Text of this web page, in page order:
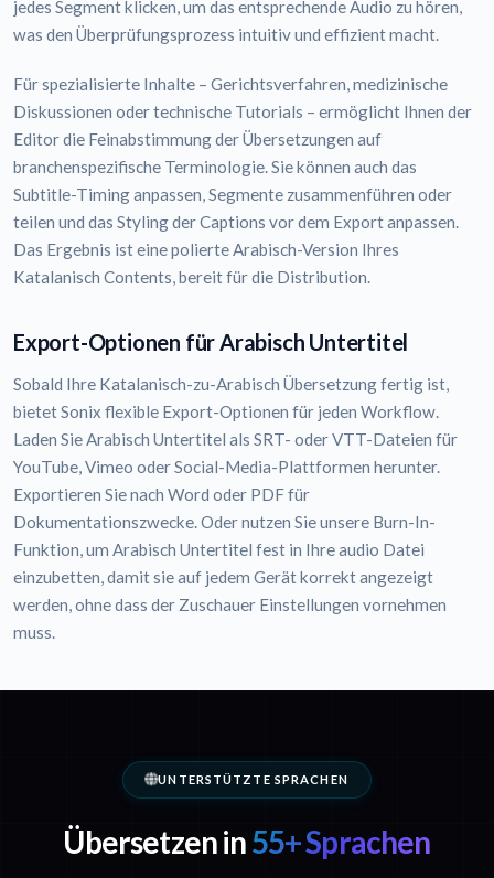
jedes Segment klicken, um das entsprechende Audio zu hören,
was den Überprüfungsprozess intuitiv und effizient macht.
Für spezialisierte Inhalte – Gerichtsverfahren, medizinische
Diskussionen oder technische Tutorials – ermöglicht Ihnen der
Editor die Feinabstimmung der Übersetzungen auf
branchenspezifische Terminologie. Sie können auch das
Subtitle-Timing anpassen, Segmente zusammenführen oder
teilen und das Styling der Captions vor dem Export anpassen.
Das Ergebnis ist eine polierte Arabisch-Version Ihres
Katalanisch Contents, bereit für die Distribution.
Export-Optionen für Arabisch Untertitel
Sobald Ihre Katalanisch-zu-Arabisch Übersetzung fertig ist,
bietet Sonix flexible Export-Optionen für jeden Workflow.
Laden Sie Arabisch Untertitel als SRT- oder VTT-Dateien für
YouTube, Vimeo oder Social-Media-Plattformen herunter.
Exportieren Sie nach Word oder PDF für
Dokumentationszwecke. Oder nutzen Sie unsere Burn-In-
Funktion, um Arabisch Untertitel fest in Ihre audio Datei
einzubetten, damit sie auf jedem Gerät korrekt angezeigt
werden, ohne dass der Zuschauer Einstellungen vornehmen
muss.
UNTERSTÜTZTE SPRACHEN
Übersetzen in55+ Sprachen